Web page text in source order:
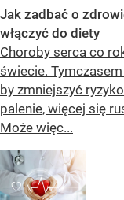
Jak zadbać o
włączyć do diety
Choroby serca co
świecie.
by zmniejszyć
palenie, więcej się
Może więc...